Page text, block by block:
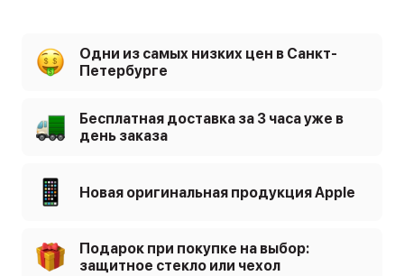
Одни из самых низких цен в Санкт-
Петербурге
Бесплатная доставка за 3 часа уже в
день заказа
Новая оригинальная продукция Apple
Подарок при покупке на выбор:
защитное стекло или чехол